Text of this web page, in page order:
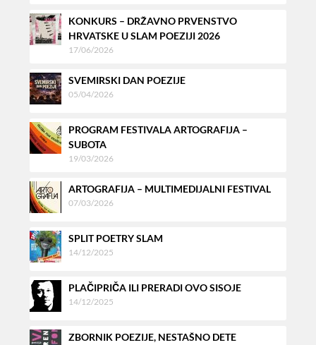
KONKURS – DRŽAVNO PRVENSTVO
HRVATSKE U SLAM POEZIJI 2026
17/06/2026
SVEMIRSKI DAN POEZIJE
05/04/2026
PROGRAM FESTIVALA ARTOGRAFIJA –
SUBOTA
19/03/2026
ARTOGRAFIJA – MULTIMEDIJALNI FESTIVAL
07/03/2026
SPLIT POETRY SLAM
14/12/2025
PLAČIPRIČA ILI PRERADI OVO SISOJE
14/12/2025
ZBORNIK POEZIJE, NESTAŠNO DETE